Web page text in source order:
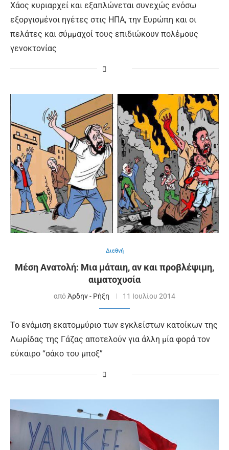
Χάος κυριαρχεί και εξαπλώνεται συνεχώς ενόσω
εξοργισμένοι ηγέτες στις ΗΠΑ, την Ευρώπη και οι
πελάτες και σύμμαχοί τους επιδιώκουν πολέμους
γενοκτονίας
Διεθνή
Μέση Ανατολή: Μια μάταιη, αν και προβλέψιμη,
αιματοχυσία
απόΆρδην - Ρήξη 11 Ιουλίου 2014
Το ενάμιση εκατομμύριο των εγκλείστων κατοίκων της
Λωρίδας της Γάζας αποτελούν για άλλη μία φορά τον
εύκαιρο “σάκο του μποξ”